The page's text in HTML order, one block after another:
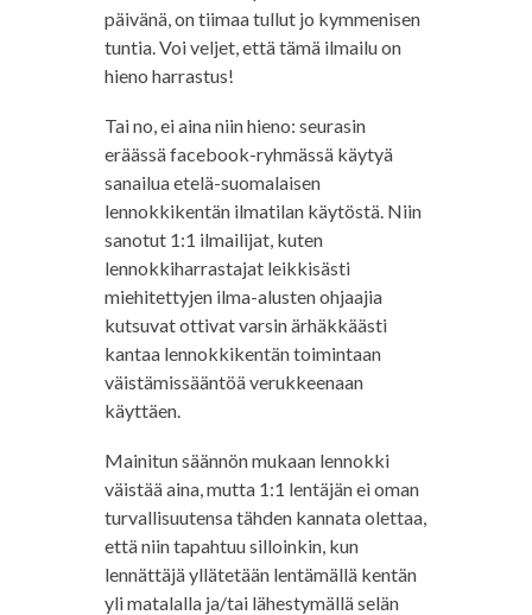
päivänä, on tiimaa tullut jo kymmenisen
tuntia. Voi veljet, että tämä ilmailu on
hieno harrastus!
Tai no, ei aina niin hieno: seurasin
eräässä facebook-ryhmässä käytyä
sanailua etelä-suomalaisen
lennokkikentän ilmatilan käytöstä. Niin
sanotut 1:1 ilmailijat, kuten
lennokkiharrastajat leikkisästi
miehitettyjen ilma-alusten ohjaajia
kutsuvat ottivat varsin ärhäkkäästi
kantaa lennokkikentän toimintaan
väistämissääntöä verukkeenaan
käyttäen.
Mainitun säännön mukaan lennokki
väistää aina, mutta 1:1 lentäjän ei oman
turvallisuutensa tähden kannata olettaa,
että niin tapahtuu silloinkin, kun
lennättäjä yllätetään lentämällä kentän
yli matalalla ja/tai lähestymällä selän